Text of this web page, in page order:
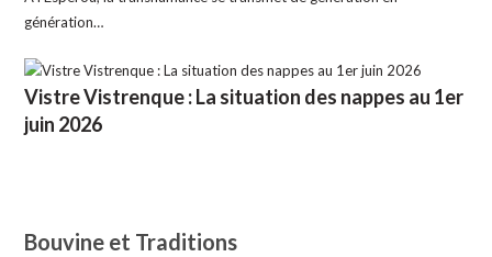
génération…
Vistre Vistrenque : La situation des nappes au 1er
juin 2026
Bouvine et Traditions